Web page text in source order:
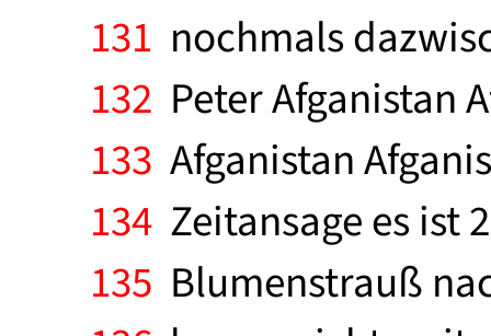
131 nochmals
132 Peter Afganistan
133 Afganistan
134 Zeitansage es ist
135 Blumenstrauß